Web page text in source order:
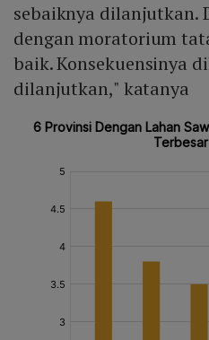
sebaiknya dilanjutkan.
dengan moratorium
baik. Konsekuensinya
dilanjutkan," katanya